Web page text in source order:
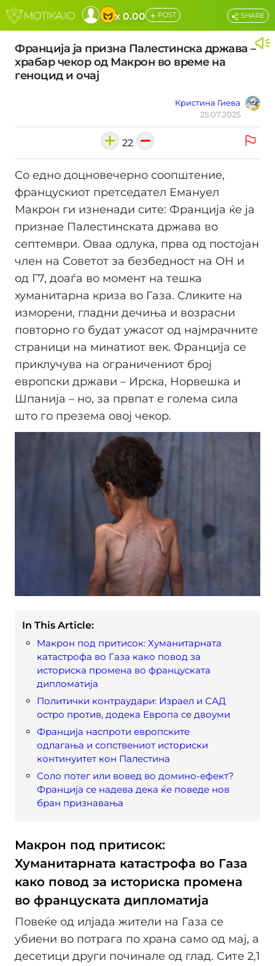
x 0.00 + POST
Франција ја призна Палестинска држава –
храбар чекор од Макрон во време на
геноцид и очај
Кристина Гиева
25.07.2025
SHARE
22
Со едно доцновечерно соопштение,
францускиот претседател Емануел
Макрон ги изненади сите: Франција ќе ја
признае Палестинската држава во
септември. Оваа одлука, прва од постојан
член на Советот за безбедност на ОН и
од Г7, доаѓа во момент на тешка
хуманитарна криза во Газа. Сликите на
изморени, гладни дечиња и возрасни
повторно го будат ужасот од најмрачните
страници на минатиот век. Франција се
приклучува на ограничениот број
европски држави – Ирска, Норвешка и
Шпанија – но, за првпат е голема сила
што го презема овој чекор.
In This Article:
Макрон под притисок: Хуманитарната
катастрофа во Газа како повод за
историска промена во француската
дипломатија
Политички контраудари: Израел и САД
остро против, додека Европа се двоуми
Франција наспроти европските
одлагања и сопствениот историски
континуитет кон Палестина
Соло потег или вовед во домино-ефект?
Франција се надева дека ќе поведе нов
бран признавања
Макрон под притисок:
Хуманитарната катастрофа во Газа
како повод за историска промена
во француската дипломатија
Повеќе од илјада жители на Газа се
убиени во потрага по храна само од мај, а
десетици други починале од глад. Сите 2,1